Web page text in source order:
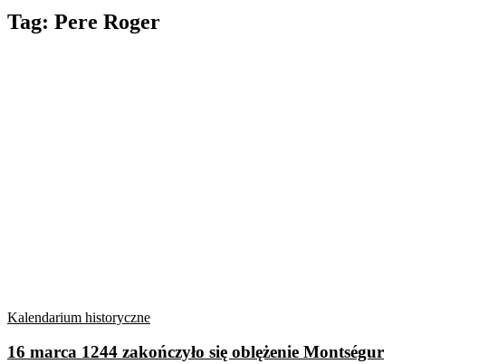
Tag: Pere Roger
Kalendarium historyczne
16 marca 1244 zakończyło się oblężenie Montségur